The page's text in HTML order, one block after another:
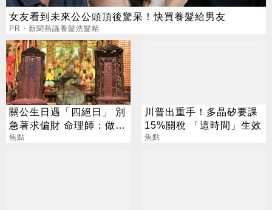
女友看到未來公公頭頂後驚呆！快買養髮給男友
PR・新聞熱議養髮洗髮精
關公生日遇「四絕日」 別
急著求偏財 命理師：做1
事更有效
焦點
川普出重手！多晶矽要課
15%關稅 「這時間」生效
焦點